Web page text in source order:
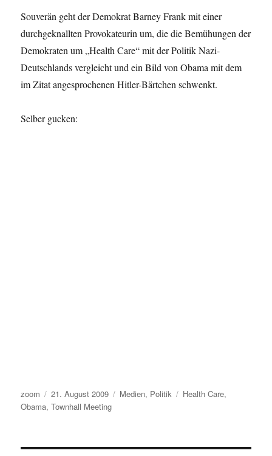
Souverän geht der Demokrat Barney Frank mit einer
durchgeknallten Provokateurin um, die die Bemühungen der
Demokraten um „Health Care“ mit der Politik Nazi-
Deutschlands vergleicht und ein Bild von Obama mit dem
im Zitat angesprochenen Hitler-Bärtchen schwenkt.
Selber gucken:
Autor
zoom
Veröffentlicht
am
21. August 2009 Kategorien
Medien, Politik Schlagwörter
Health Care,
Obama,Townhall Meeting